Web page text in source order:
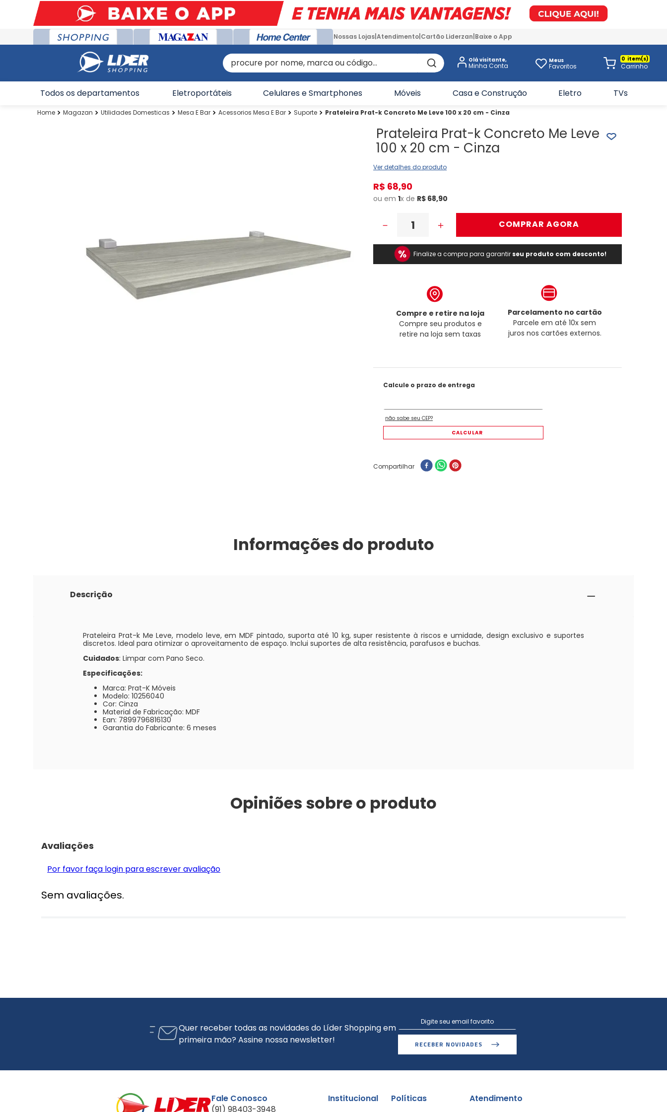
Nossas Lojas Atendimento Cartão Liderzan Baixe o App
procure por nome, marca ou código... Olá visitante, Meus
Favoritos
0
Todos os departamentos Eletroportáteis Celulares e Smartphones Móveis Casa e Construção Eletro TVs
Magazan Utilidades Domesticas Mesa E Bar Acessorios Mesa E Bar Suporte Prateleira Prat-k Concreto Me Leve 100 x 20 cm - Cinza
Prateleira Prat-k Concreto Me Leve
100 x 20 cm - Cinza
Ver detalhes do produto
R$ 68,90
ou em1x de R$ 68,90
＋
－ COMPRAR AGORA
Finalize a compra para garantir seu produto com desconto!
Compre e retire na loja
Compre seu produtos e
retire na loja sem taxas
Parcelamento no cartão
Parcele em até 10x sem
juros nos cartões externos.
Compartilhar
Informações do produto
Descrição
Prateleira Prat-k Me Leve, modelo leve, em MDF pintado, suporta até 10 kg, super resistente à riscos e umidade, design exclusivo e suportes
discretos. Ideal para otimizar o aproveitamento de espaço. Inclui suportes de alta resistência, parafusos e buchas.
Cuidados: Limpar com Pano Seco.
Especificações:
Marca: Prat-K Móveis
Modelo: 10256040
Cor: Cinza
Material de Fabricação: MDF
Ean: 7899796816130
Garantia do Fabricante: 6 meses
Opiniões sobre o produto
Avaliações
Por favor faça login para escrever avaliação
Sem avaliações.
Quer receber todas as novidades do Líder Shopping em
primeira mão? Assine nossa newsletter!
RECEBER NOVIDADES
Fale Conosco
(91) 98403-3948
Institucional Políticas Atendimento